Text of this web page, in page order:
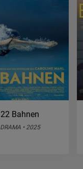
22 Bahnen
DRAMA • 2025